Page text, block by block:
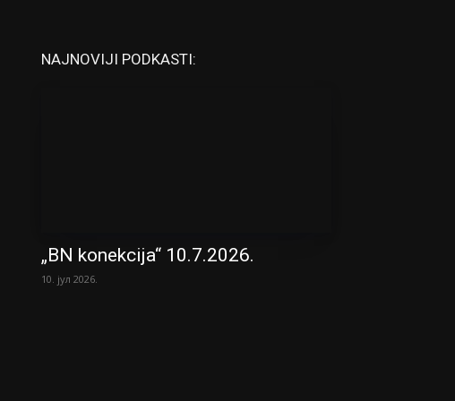
NAJNOVIJI PODKASTI:
„BN konekcija“ 10.7.2026.
10. јул 2026.